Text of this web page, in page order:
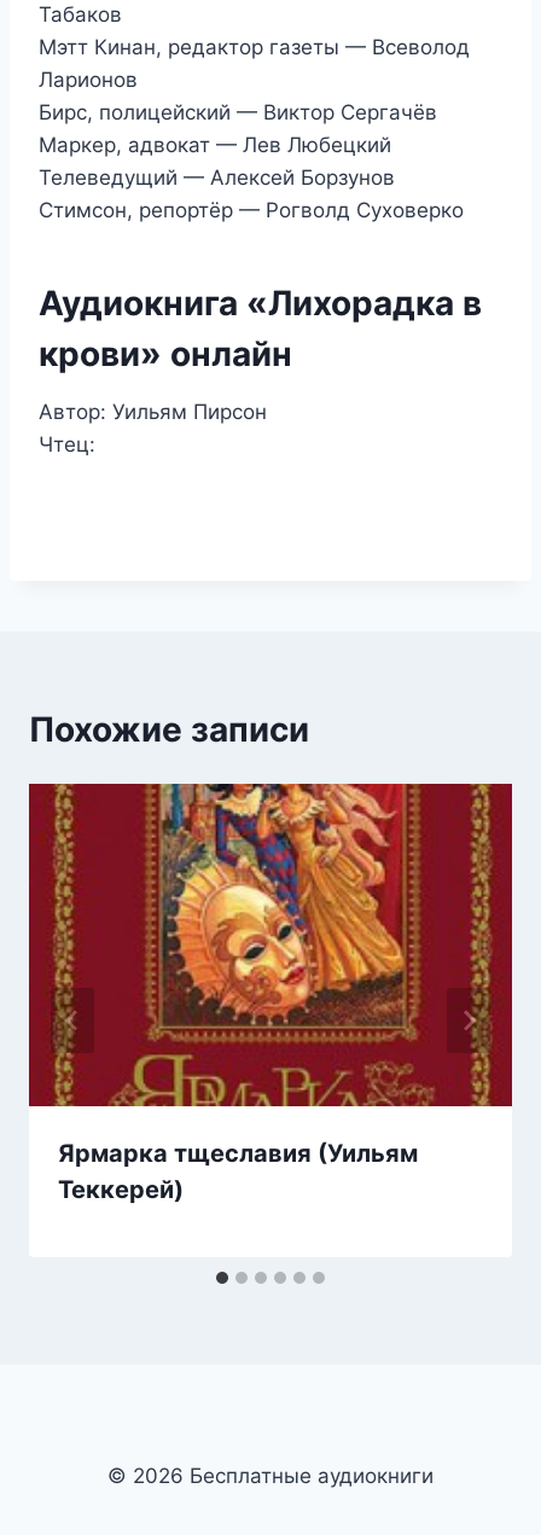
Табаков
Мэтт Кинан, редактор газеты — Всеволод
Ларионов
Бирс, полицейский — Виктор Сергачёв
Маркер, адвокат — Лев Любецкий
Телеведущий — Алексей Борзунов
Стимсон, репортёр — Рогволд Суховерко
Аудиокнига «Лихорадка в
крови» онлайн
Автор: Уильям Пирсон
Чтец:
Похожие записи
Ярмарка тщеславия (Уильям
Теккерей)
© 2026 Бесплатные аудиокниги